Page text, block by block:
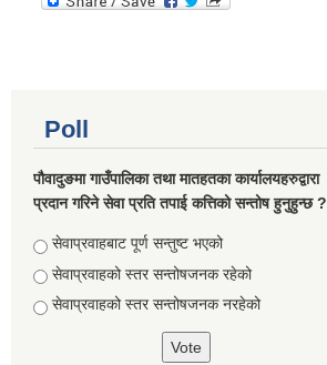
Poll
पौवादुङमा गाउँपालिका तथा मातहतका कार्यालयहरुद्वारा
प्रदान गरिने सेवा प्रति तपाई कत्तिको सन्तोष हुनुहुन्छ ?
Choices
सेवाप्रवाहबाट पूर्ण सन्तुष्ट भएको
सेवाप्रवाहको स्तर सन्तोषजनक रहेको
सेवाप्रवाहको स्तर सन्तोषजनक नरहेको